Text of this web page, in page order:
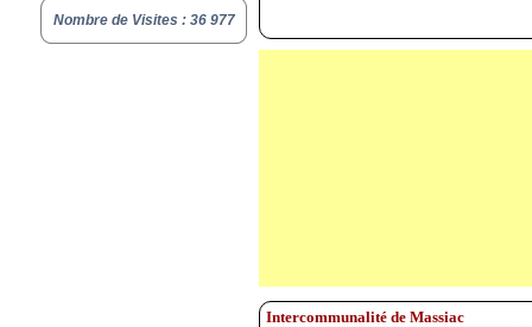
Nombre de Visites : 36 977
Intercommunalité de Massiac